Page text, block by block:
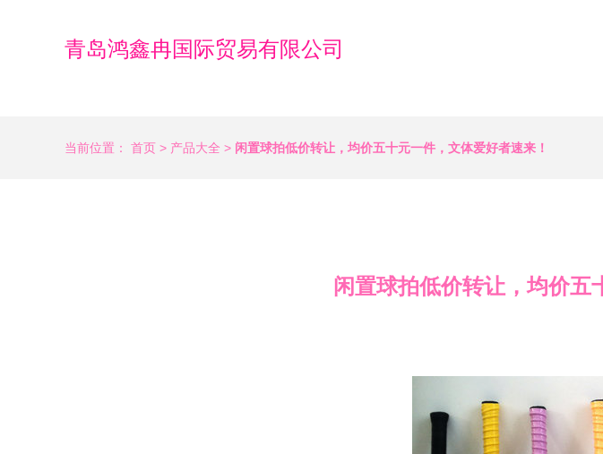
青岛鸿鑫冉国际贸易有限公司
当前位置： 首页 > 产品大全 > 闲置球拍低价转让，均价五十元一件，文体爱好者速来！
闲置球拍低价转让，均价五